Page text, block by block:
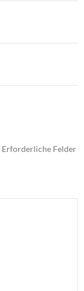
Erforderliche Felder